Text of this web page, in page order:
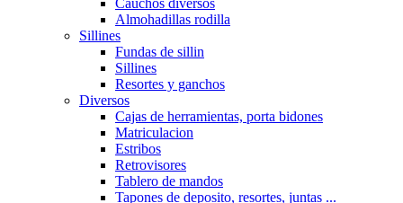
Almohadillas rodilla
Sillines
Fundas de sillin
Sillines
Resortes y ganchos
Diversos
Cajas de herramientas, porta bidones
Matriculacion
Estribos
Retrovisores
Tablero de mandos
Tapones de deposito, resortes, juntas ...